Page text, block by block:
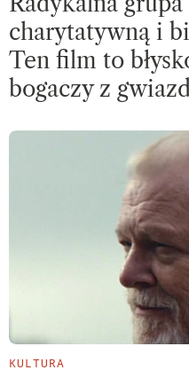
charytatywną i
Ten film to
bogaczy z
KULTURA